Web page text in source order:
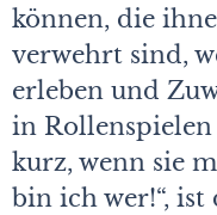
können, die
verwehrt sind,
erleben und
in
kurz, wenn sie
bin ich wer!“, ist